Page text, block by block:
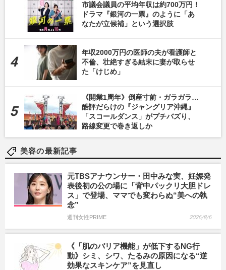
市議会議員の平均年収は約700万円！
ドラマ『銀河の一票』のように「あ
なたが立候補」という選択肢
年収2000万円の医師の夫が看護師と
不倫、壮絶すぎる結末に妻が取らせ
た「けじめ」
《開業1周年》倒産寸前・ガラガラ…
酷評だらけの『ジャングリア沖縄』
「スコールダンス」がプチバズり、
路線変更で巻き返しか
美容の最新記事
元TBSアナウンサー・田中みな実、妊娠発
表後初の公の場に「背中パックリ大胆ドレ
ス」で登場、ママでも変わらぬ“美への執
念”
週刊女性PRIME 2026/8/6
《「肌のバリア機能」が低下するNG行
動》シミ、シワ、たるみの原因になる“逆
効果なスキンケア”を見直し